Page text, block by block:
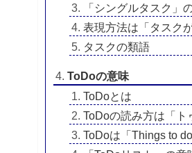
「シングルタスク」
表現方法は「タスク
タスクの類語
ToDoの意味
ToDoとは
ToDoの読み方は「ト
ToDoは「Things to